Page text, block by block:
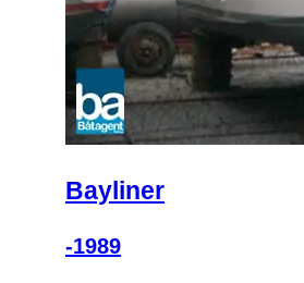
Bayliner
-1989